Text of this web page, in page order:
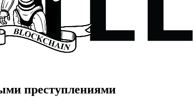
преступлениями